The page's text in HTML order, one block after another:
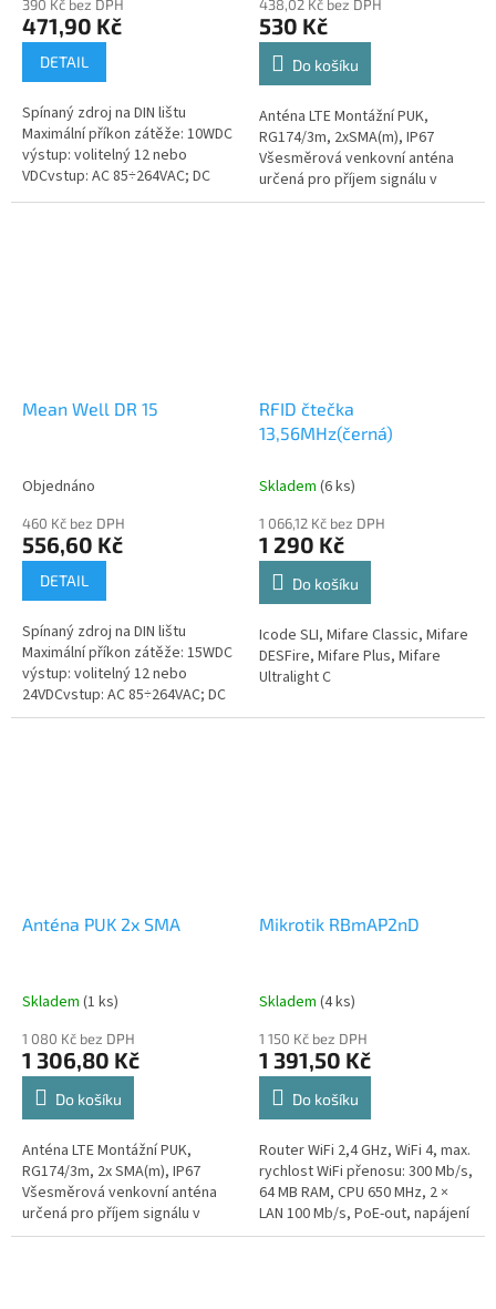
390 Kč bez DPH
471,90 Kč
DETAIL
Spínaný zdroj na DIN lištu
Maximální příkon zátěže: 10WDC
výstup: volitelný 12 nebo
VDCvstup: AC 85÷264VAC; DC
120÷370VDC
438,02 Kč bez DPH
530 Kč
Do košíku
Anténa LTE Montážní PUK,
RG174/3m, 2xSMA(m), IP67
Všesměrová venkovní anténa
určená pro příjem signálu v
technologiích GSM/UMTS/LTE.
Mean Well DR 15
Objednáno
460 Kč bez DPH
556,60 Kč
DETAIL
Spínaný zdroj na DIN lištu
Maximální příkon zátěže: 15WDC
výstup: volitelný 12 nebo
24VDCvstup: AC 85÷264VAC; DC
120÷370VDC
RFID čtečka
13,56MHz(černá)
Skladem (6 ks)
1 066,12 Kč bez DPH
1 290 Kč
Do košíku
Icode SLI, Mifare Classic, Mifare
DESFire, Mifare Plus, Mifare
Ultralight C
Anténa PUK 2x SMA
Skladem (1 ks)
1 080 Kč bez DPH
1 306,80 Kč
Do košíku
Anténa LTE Montážní PUK,
RG174/3m, 2x SMA(m), IP67
Všesměrová venkovní anténa
určená pro příjem signálu v
technologiích GSM/UMTS/LTE.
Mikrotik RBmAP2nD
Skladem (4 ks)
1 150 Kč bez DPH
1 391,50 Kč
Do košíku
Router WiFi 2,4 GHz, WiFi 4, max.
rychlost WiFi přenosu: 300 Mb/s,
64 MB RAM, CPU 650 MHz, 2 ×
LAN 100 Mb/s, PoE-out, napájení
přes adaptér a PoE-in Rozhraní: